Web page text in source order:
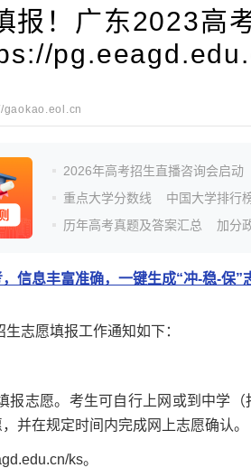
报！广东2023高
gaokao.eol.cn
2026年高考招生直播咨询会启动
重点大学分数线
中国大学排行
历年高考真题及答案汇总
加分
信息丰富准确，一键生成“冲-稳-保”
志愿填报工作通知如下：
志愿。考生可自行上网或到中学（
并在规定时间内完成网上志愿确认。
ks。